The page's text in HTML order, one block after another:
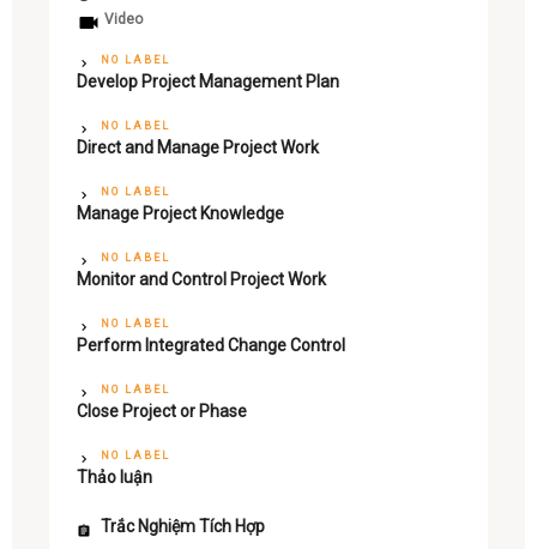
Video
NO LABEL
Develop Project Management Plan
NO LABEL
Direct and Manage Project Work
NO LABEL
Manage Project Knowledge
NO LABEL
Monitor and Control Project Work
NO LABEL
Perform Integrated Change Control
NO LABEL
Close Project or Phase
NO LABEL
Thảo luận
Trắc Nghiệm Tích Hợp